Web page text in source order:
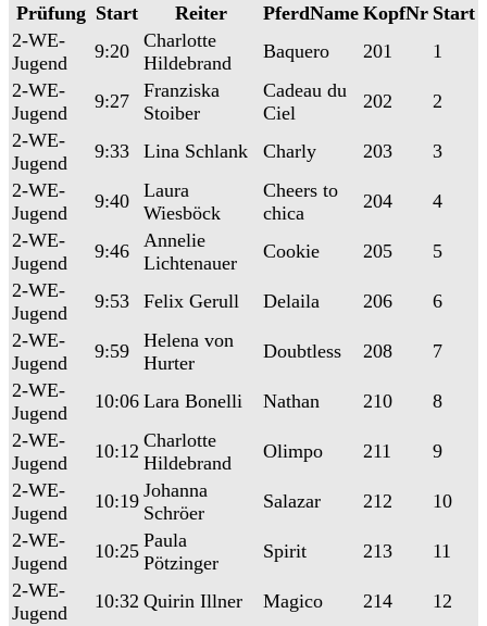
Prüfung Start Reiter PferdName KopfNr Start
2-WE-
Jugend
9:20
Charlotte
Hildebrand
Baquero 201
1
2-WE-
Jugend
9:27
Franziska
Stoiber
Cadeau du
Ciel
202
2
2-WE-
Jugend
9:33 Lina Schlank Charly 203
3
2-WE-
Jugend
9:40
Laura
Wiesböck
Cheers to
chica
204
4
2-WE-
Jugend
9:46
Annelie
Lichtenauer
Cookie 205
5
2-WE-
Jugend
9:53 Felix Gerull Delaila 206
6
2-WE-
Jugend
9:59
Helena von
Hurter
Doubtless 208
7
2-WE-
Jugend
10:06 Lara Bonelli Nathan 210
8
2-WE-
Jugend
10:12 Charlotte
Hildebrand
Olimpo 211
9
2-WE-
Jugend
10:19 Johanna
Schröer
Salazar 212
10
2-WE-
Jugend
10:25 Paula
Pötzinger
Spirit 213
11
2-WE-
Jugend
10:32 Quirin Illner Magico 214
12